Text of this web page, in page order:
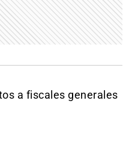
a fiscales generales